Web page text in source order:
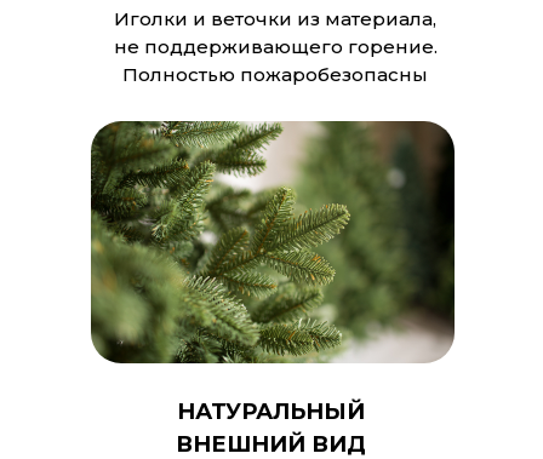
Иголки и веточки из материала,
не поддерживающего горение.
Полностью пожаробезопасны
НАТУРАЛЬНЫЙ
ВНЕШНИЙ ВИД